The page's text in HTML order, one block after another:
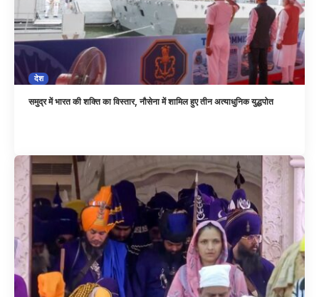
देश
समुद्र में भारत की शक्ति का विस्तार, नौसेना में शामिल हुए तीन अत्याधुनिक युद्धपोत